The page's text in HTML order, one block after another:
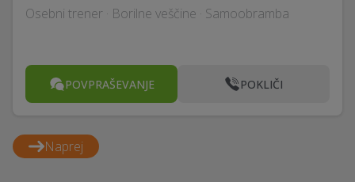
Osebni trener · Borilne veščine · Samoobramba
POVPRAŠEVANJE POKLIČI
Naprej